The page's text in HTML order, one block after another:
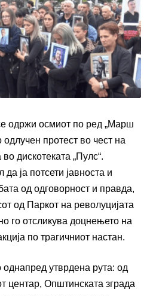
одржи осмиот по ред „Марш
одлучен протест во чест на
дискотеката „Пулс“.
да ја потсети јавноста и
од одговорност и правда,
од Паркот на револуцијата
го отсликува доцнењето на
по трагичниот настан.
утврдена рута: од
центар, Општинската зграда